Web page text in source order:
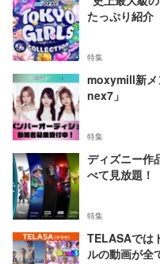
たっぷり紹介
特集
moxymill新メ
nex7」
特集
ディズニー作
べて見放題！
特集
TELASAでは
ルの動画が全